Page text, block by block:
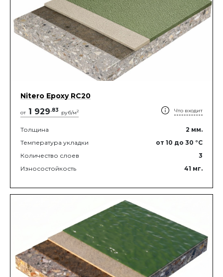
Nitero Epoxy RС20
от 1 929.83 руб/м2 Что входит
Толщина 2 мм.
Температура укладки
от 10 до 30 °C
Количество слоев
3
Износостойкость
41 мг.